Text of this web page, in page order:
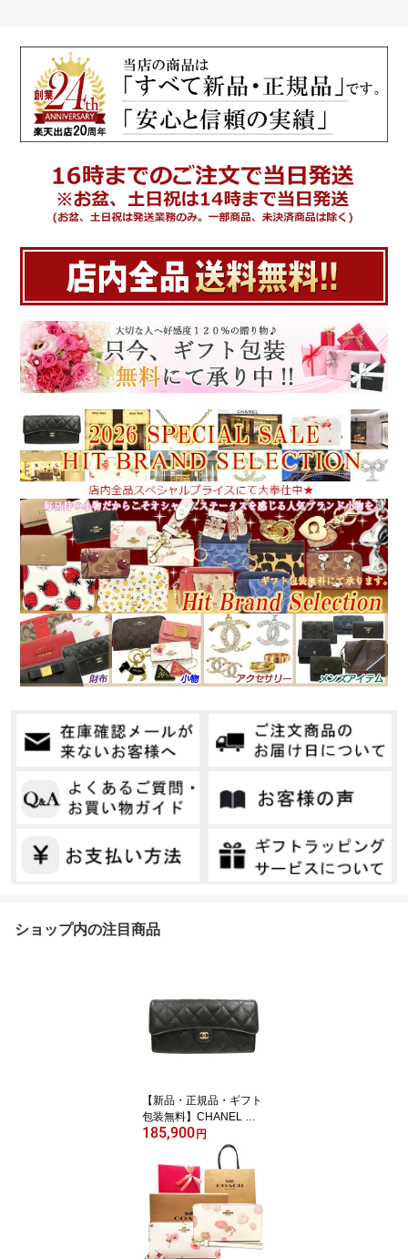
ショップ内の注目商品
【新品・正規品・ギフト
包装無料】CHANEL シ
ャネル 財布 マトラッセ
キャビアスキン AP0241
二つ折り長財布 ブラック
【新作・新品・正規品】
シャネル財布 CHANEL
財布【シャネル サイフ】
【ブランド】【楽ギフ_
包装】【02P01Oct16】
185,900 円